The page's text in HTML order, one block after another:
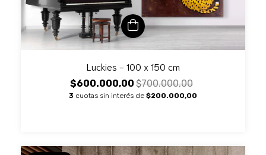
Luckies - 100 x 150 cm
$600.000,00 $700.000,00
3 cuotas sin interés de $200.000,00